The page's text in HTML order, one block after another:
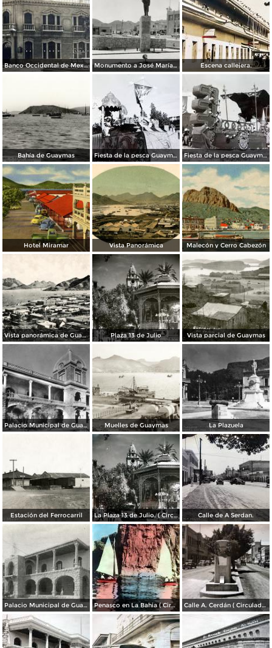
Banco Occidental de Mexico en Guaymas Sonora. Monumento a José María Yáñez Escena callejera.
Bahía de Guaymas Fiesta de la pesca Guaymas, Sonora 1949 Fiesta de la pesca Guaymas, Sonora 1949
Hotel Miramar Vista Panorámica Malecón y Cerro Cabezón
Vista panorámica de Guaymas Plaza 13 de Julio Vista parcial de Guaymas
Palacio Municipal de Guaymas Muelles de Guaymas La Plazuela
Estación del Ferrocarril La Plaza 13 de Julio. ( Circulada el 11 de Agosto de 1958 ). Calle de A Serdan.
Palacio Municipal de Guaymas Penasco en La Bahia ( Circulada el 28 de Mayo de 1944 ). Calle A. Cerdán ( Circulada el 24 de Marzo de 1952 ).